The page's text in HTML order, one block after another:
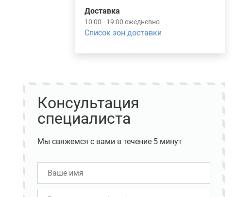
Доставка
10:00 - 19:00 ежедневно
Список зон доставки
Консультация
специалиста
Мы свяжемся с вами в течение 5 минут